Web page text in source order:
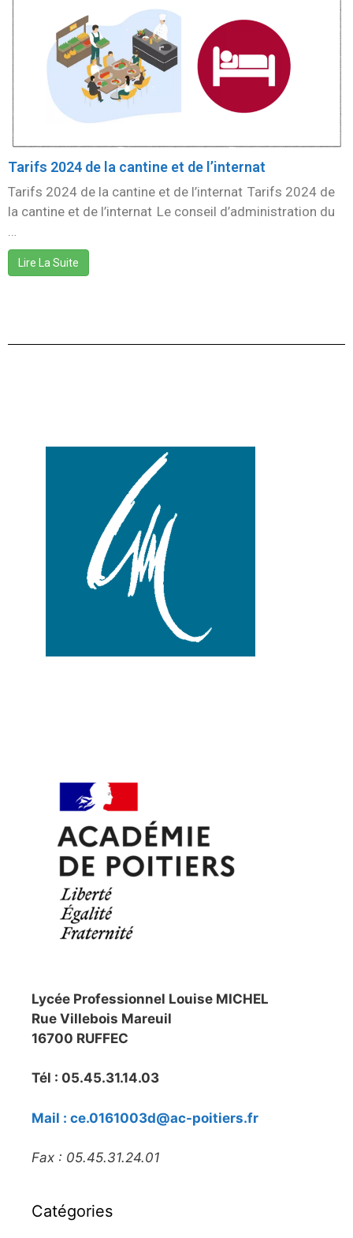
Tarifs 2024 de la cantine et de l’internat
Tarifs 2024 de la cantine et de l’internat Tarifs 2024 de
la cantine et de l’internat Le conseil d’administration du
…
Lire La Suite
Lycée Professionnel Louise MICHEL
Rue Villebois Mareuil
16700 RUFFEC
Tél : 05.45.31.14.03
Mail : ce.0161003d@ac-poitiers.fr
Fax : 05.45.31.24.01
Catégories